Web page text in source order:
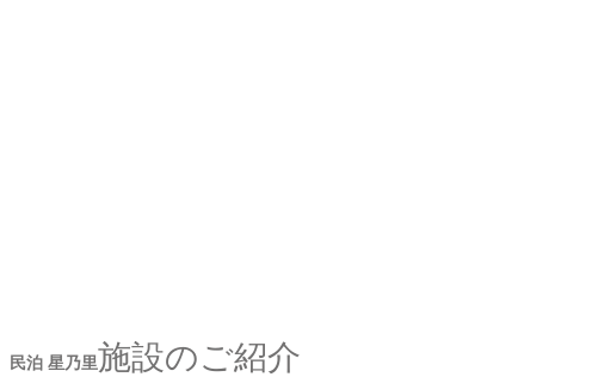
民泊 星乃里施設のご紹介